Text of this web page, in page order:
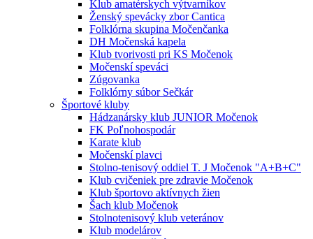
Klub amatérskych výtvarníkov
Ženský spevácky zbor Cantica
Folklórna skupina Močenčanka
DH Močenská kapela
Klub tvorivosti pri KS Močenok
Močenskí speváci
Zúgovanka
Folklórny súbor Sečkár
Športové kluby
Hádzanársky klub JUNIOR Močenok
FK Poľnohospodár
Karate klub
Močenskí plavci
Stolno-tenisový oddiel T. J Močenok "A+B+C"
Klub cvičeniek pre zdravie Močenok
Klub športovo aktívnych žien
Šach klub Močenok
Stolnotenisový klub veteránov
Klub modelárov